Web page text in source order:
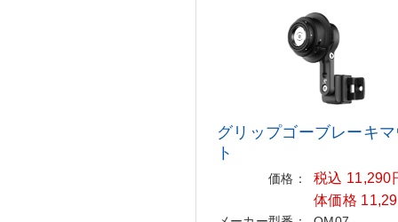
グリップゴーブレーキ
ト
価格：
税込 11,290
体価格